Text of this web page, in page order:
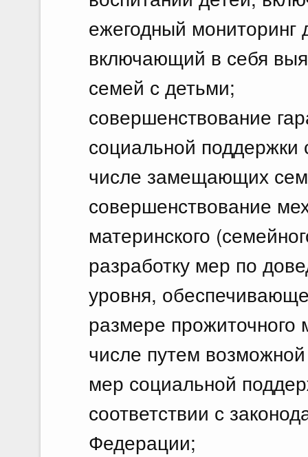
ежегодный
включающий в себя
семей с детьми;
совершенствование
социальной
числе замещающих
совершенствование
материнского
разработку мер по
уровня,
размере
числе путем
мер социальной
соответствии с
Федерации;